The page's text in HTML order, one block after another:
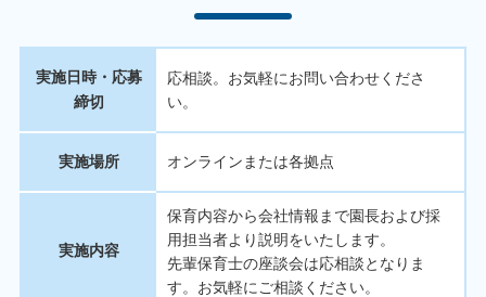
実施日時・応募
締切
応相談。お気軽にお問い合わせくださ
い。
実施場所 オンラインまたは各拠点
実施内容
保育内容から会社情報まで園長および採
用担当者より説明をいたします。
先輩保育士の座談会は応相談となりま
す。お気軽にご相談ください。